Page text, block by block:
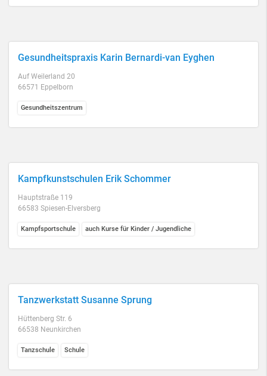
Gesundheitspraxis Karin Bernardi-van Eyghen
Auf Weilerland 20
66571 Eppelborn
Gesundheitszentrum
Kampfkunstschulen Erik Schommer
Hauptstraße 119
66583 Spiesen-Elversberg
Kampfsportschule auch Kurse für Kinder / Jugendliche
Tanzwerkstatt Susanne Sprung
Hüttenberg Str. 6
66538 Neunkirchen
Tanzschule Schule